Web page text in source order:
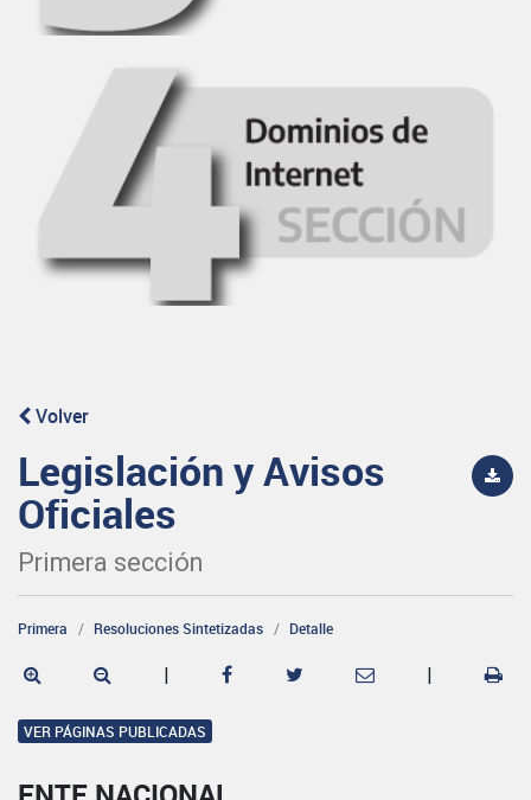
Volver
Legislación y Avisos
Oficiales
Primera sección
Primera Resoluciones Sintetizadas Detalle
| |
VER PÁGINAS PUBLICADAS